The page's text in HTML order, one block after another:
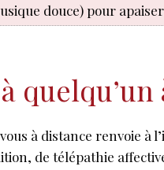
douce) pour
quelqu’un
à distance renvoie à
de télépathie